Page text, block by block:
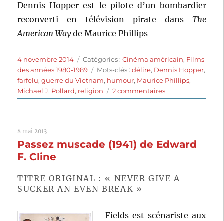
Dennis Hopper est le pilote d’un bombardier
reconverti en télévision pirate dans The
American Wayde Maurice Phillips
Publié
le
4 novembre 2014 Catégories
Catégories :Cinéma américain, Films
des années 1980-1989
Étiquettes
Mots-clés :délire, Dennis Hopper,
farfelu,guerre du Vietnam, humour, Maurice Phillips,
Michael J. Pollard, religion 2 commentairessur
The
de
8 mai 2013
Passez muscade (1941) de Edward
F. Cline
TITRE ORIGINAL : « NEVER GIVE A
SUCKER AN EVEN BREAK »
Fields est scénariste aux